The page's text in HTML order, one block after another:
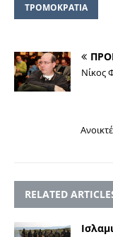
ΤΡΟΜΟΚΡΑΤΙΑ
Νίκος
RELATED